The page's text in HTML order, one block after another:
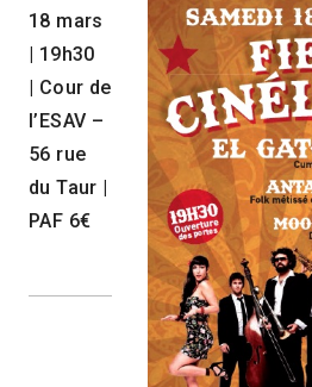
18 mars
| 19h30
| Cour de
l’ESAV –
56 rue
du Taur |
PAF 6€